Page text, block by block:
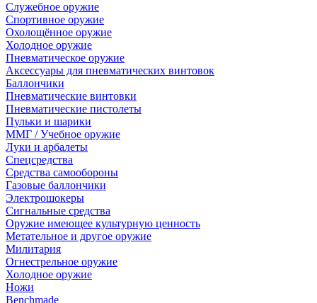
Служебное оружие
Спортивное оружие
Охолощённое оружие
Холодное оружие
Пневматическое оружие
Аксессуары для пневматических винтовок
Баллончики
Пневматические винтовки
Пневматические пистолеты
Пульки и шарики
ММГ / Учебное оружие
Луки и арбалеты
Спецсредства
Средства самообороны
Газовые баллончики
Электрошокеры
Сигнальные средства
Оружие имеющее культурную ценность
Метательное и другое оружие
Милитария
Огнестрельное оружие
Холодное оружие
Ножи
Benchmade